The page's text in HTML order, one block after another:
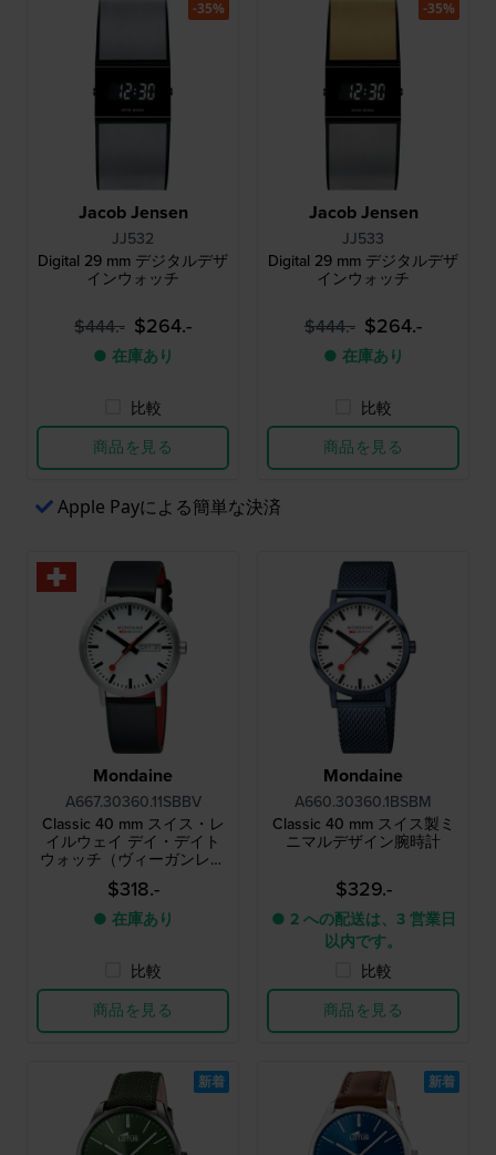
Jacob Jensen
JJ532
Digital 29 mm デジタルデザ
インウォッチ
$444.- $264.-
● 在庫あり
比較
商品を見る
-35%
Jacob Jensen
JJ533
Digital 29 mm デジタルデザ
インウォッチ
$444.- $264.-
● 在庫あり
比較
商品を見る
-35%
Apple Payによる簡単な決済
Mondaine
A667.30360.11SBBV
Classic 40 mm スイス・レ
イルウェイ デイ・デイト
ウォッチ（ヴィーガンレザ
ーストラップ付き）
$318.-
● 在庫あり
比較
商品を見る
Mondaine
A660.30360.1BSBM
Classic 40 mm スイス製ミ
ニマルデザイン腕時計
$329.-
● 2 への配送は、3 営業日
以内です。
比較
商品を見る
新着 新着